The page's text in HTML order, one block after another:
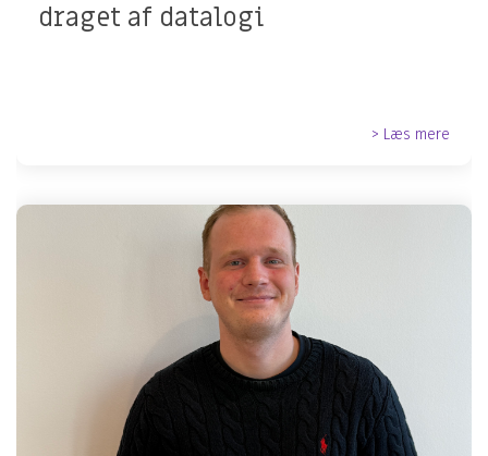
draget af datalogi
> Læs mere